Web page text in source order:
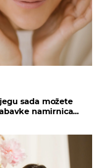
sada možete
namirnica...